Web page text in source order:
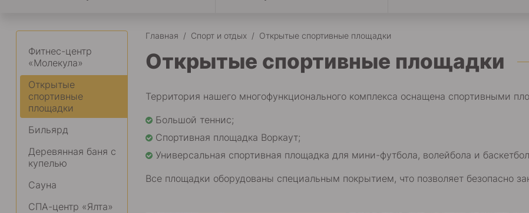
Фитнес-центр
«Молекула»
Открытые
спортивные
площадки
Бильярд
Деревянная баня с
купелью
Сауна
СПА-центр «Ялта»
Главная / Спорт и отдых / Открытые спортивные площадки
Открытые спортивные площадки
Территория нашего многофункционального комплекса оснащена спортивными
Большой теннис;
Спортивная площадка Воркаут;
Универсальная спортивная площадка для мини-футбола, волейбола и
Все площадки оборудованы специальным покрытием, что позволяет безопасно